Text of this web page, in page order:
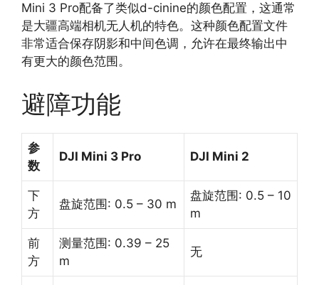
Mini 3 Pro配备了类似d-cinine的颜色配置，这通常
是大疆高端相机无人机的特色。这种颜色配置文件
非常适合保存阴影和中间色调，允许在最终输出中
有更大的颜色范围。
避障功能
参
数
DJI Mini 3 Pro DJI Mini 2
下
方
盘旋范围: 0.5 – 30 m
盘旋范围: 0.5 – 10
m
前
方
测量范围: 0.39 – 25
m
无